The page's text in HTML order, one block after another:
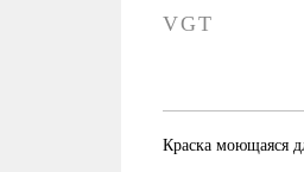
VGT
Краска моющаяся